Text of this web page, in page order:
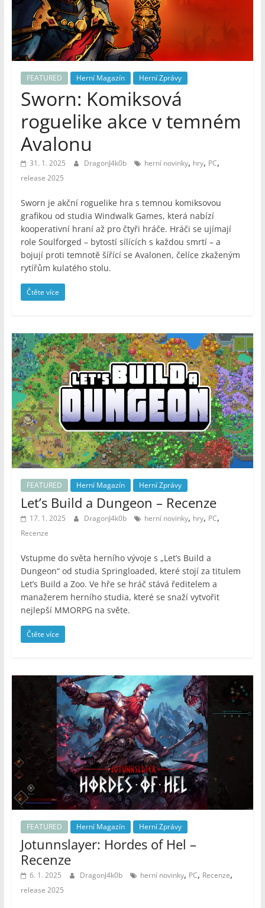
Geek
Noviny
FEATURED Herní Magazín Herní Zprávy
Sworn: Komiksová
roguelike akce v temném
Avalonu
31. 1. 2025 DragonJ4k0b herní novinky, hry, PC,
release 2025
Sworn je akční roguelike hra s temnou komiksovou
grafikou od studia Windwalk Games, která nabízí
kooperativní hraní až pro čtyři hráče. Hráči se ujímají
role Soulforged – bytostí sílících s každou smrtí – a
bojují proti temnotě šířící se Avalonen, čelíce zkaženým
rytířům kulatého stolu.
Čtěte více
FEATURED Herní Magazín Herní Zprávy
Let’s Build a Dungeon – Recenze
17. 1. 2025 DragonJ4k0b herní novinky, hry, PC,
Recenze
Vstupme do světa herního vývoje s „Let’s Build a
Dungeon“ od studia Springloaded, které stojí za titulem
Let’s Build a Zoo. Ve hře se hráč stává ředitelem a
manažerem herního studia, které se snaží vytvořit
nejlepší MMORPG na světe.
Čtěte více
FEATURED Herní Magazín Herní Zprávy
Jotunnslayer: Hordes of Hel –
Recenze
6. 1. 2025 DragonJ4k0b herní novinky, PC, Recenze,
release 2025